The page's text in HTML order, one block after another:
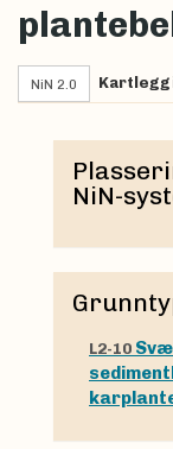
NiN 2.0
NiN-
L2-10